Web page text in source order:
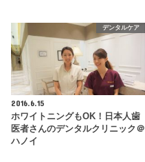
デンタルケア
2016.6.15
ホワイトニングもOK！日本人歯
医者さんのデンタルクリニック＠
ハノイ